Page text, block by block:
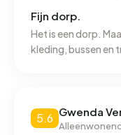
Fijn dorp.
Het is een dorp.
kleding, bussen en
5.6 Gwenda